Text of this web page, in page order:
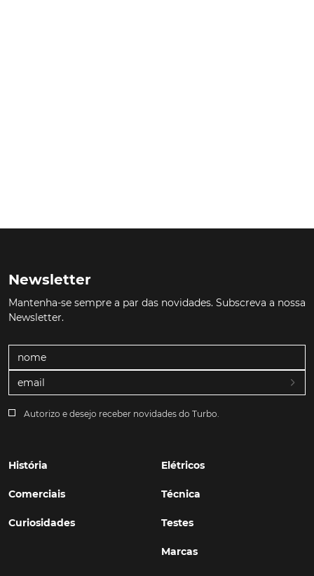
Newsletter
Mantenha-se sempre a par das novidades. Subscreva a nossa
Newsletter.
Autorizo e desejo receber novidades do Turbo.
História
Comerciais
Curiosidades
Elétricos
Técnica
Testes
Marcas